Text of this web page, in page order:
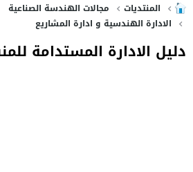
المنتديات
مجالات الهندسة الصناعية
الادارة الهندسية و ادارة المشاريع
دليل الادارة المستدامة